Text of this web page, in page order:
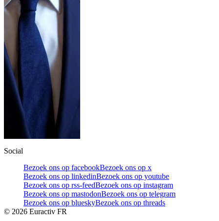
Social
Bezoek ons op facebookBezoek ons op x
Bezoek ons op linkedinBezoek ons op youtube
Bezoek ons op rss-feedBezoek ons op instagram
Bezoek ons op mastodonBezoek ons op telegram
Bezoek ons op blueskyBezoek ons op threads
© 2026 Euractiv FR